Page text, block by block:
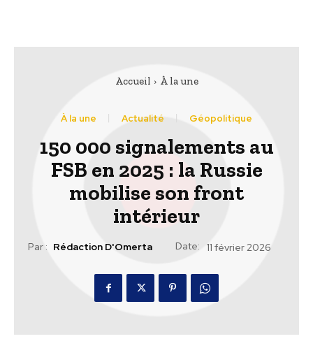
Accueil À la une
À la une Actualité Géopolitique
150 000 signalements au
FSB en 2025 : la Russie
mobilise son front
intérieur
Par : Rédaction D'Omerta Date: 11 février 2026